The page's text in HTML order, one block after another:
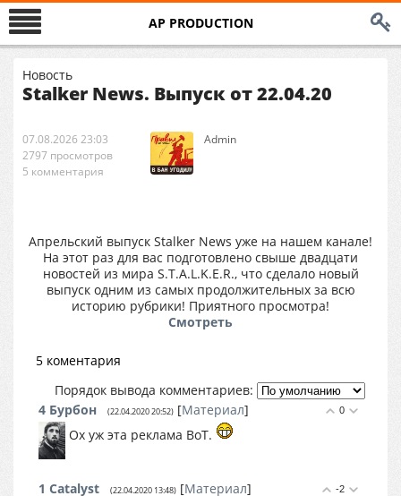
AP PRODUCTION
Новость
Stalker News. Выпуск от 22.04.20
07.08.2026 23:03
2797 просмотров
5 комментария
Аdmin
Апрельский выпуск Stalker News уже на нашем канале!
На этот раз для вас подготовлено свыше двадцати
новостей из мира S.T.A.L.K.E.R., что сделало новый
выпуск одним из самых продолжительных за всю
историю рубрики! Приятного просмотра!
Смотреть
5 коментария
Порядок вывода комментариев:
0
4 Бурбон (22.04.2020 20:52) [Материал]
Ох уж эта реклама ВоТ.
-2
1 Catalyst (22.04.2020 13:48) [Материал]